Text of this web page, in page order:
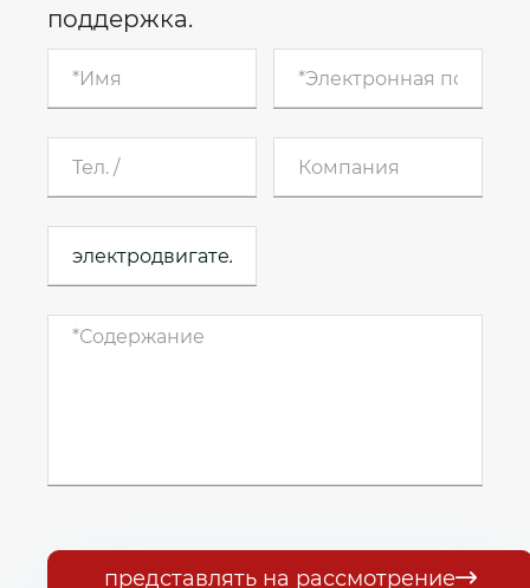
поддержка.
представлять на рассмотрение